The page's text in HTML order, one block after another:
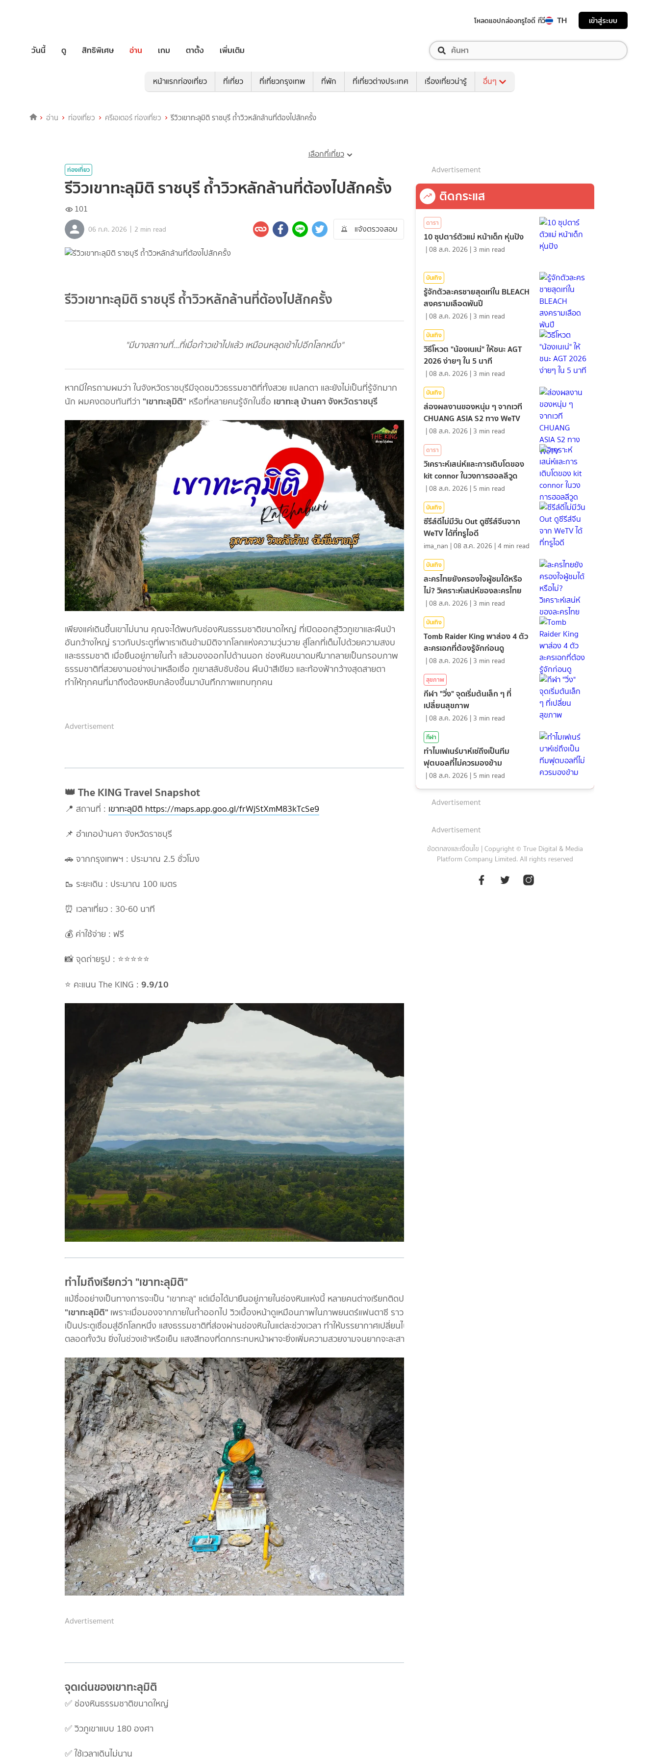
โหลดแอปกล่องทรูไอดี ทีวี TH เข้าสู่ระบบ
วันนี้ ดู สิทธิพิเศษ อ่าน เกม ตาตั้ง เพิ่มเติม
หน้าแรกท่องเที่ยว ที่เที่ยว ที่เที่ยวกรุงเทพ ที่พัก ที่เที่ยวต่างประเทศ เรื่องเที่ยวน่ารู้ อื่นๆ
อ่าน ท่องเที่ยว ครีเอเตอร์ ท่องเที่ยว รีวิวเขาทะลุมิติ ราชบุรี ถ้ำวิวหลักล้านที่ต้องไปสักครั้ง
เลือกที่เที่ยว
ท่องเที่ยว
รีวิวเขาทะลุมิติ ราชบุรี ถ้ำวิวหลักล้านที่ต้องไปสักครั้ง
101
06 ก.ค. 2026 | 2 min read แจ้งตรวจสอบ
รีวิวเขาทะลุมิติ ราชบุรี ถ้ำวิวหลักล้านที่ต้องไปสักครั้ง
"มีบางสถานที่...ที่เมื่อก้าวเข้าไปแล้ว เหมือนหลุดเข้าไปอีกโลกหนึ่ง"
หากมีใครถามผมว่า ในจังหวัดราชบุรีมีจุดชมวิวธรรมชาติที่ทั้งสวย แปลกตา และยังไม่เป็นที่รู้จักมาก
นัก ผมคงตอบทันทีว่า "เขาทะลุมิติ" หรือที่หลายคนรู้จักในชื่อ เขาทะลุ บ้านคา จังหวัดราชบุรี
เพียงแค่เดินขึ้นเขาไม่นาน คุณจะได้พบกับช่องหินธรรมชาติขนาดใหญ่ ที่เปิดออกสู่วิวภูเขาและผืนป่า
อันกว้างใหญ่ ราวกับประตูที่พาเราเดินข้ามมิติจากโลกแห่งความวุ่นวาย สู่โลกที่เต็มไปด้วยความสงบ
และธรรมชาติ เมื่อยืนอยู่ภายในถ้ำ แล้วมองออกไปด้านนอก ช่องหินขนาดมหึมากลายเป็นกรอบภาพ
ธรรมชาติที่สวยงามอย่างน่าเหลือเชื่อ ภูเขาสลับซับซ้อน ผืนป่าสีเขียว และท้องฟ้ากว้างสุดสายตา
ทำให้ทุกคนที่มาถึงต้องหยิบกล้องขึ้นมาบันทึกภาพแทบทุกคน
Advertisement
👑 The KING Travel Snapshot
📍 สถานที่ : เขาทะลุมิติ https://maps.app.goo.gl/frWjStXmM83kTcSe9
📌 อำเภอบ้านคา จังหวัดราชบุรี
🚗 จากกรุงเทพฯ : ประมาณ 2.5 ชั่วโมง
🥾 ระยะเดิน : ประมาณ 100 เมตร
⏰ เวลาเที่ยว : 30-60 นาที
💰 ค่าใช้จ่าย : ฟรี
📸 จุดถ่ายรูป : ⭐⭐⭐⭐⭐
⭐ คะแนน The KING : 9.9/10
ทำไมถึงเรียกว่า "เขาทะลุมิติ"
แม้ชื่ออย่างเป็นทางการจะเป็น "เขาทะลุ" แต่เมื่อได้มายืนอยู่ภายในช่องหินแห่งนี้ หลายคนต่างเรียกติดปากว่า
"เขาทะลุมิติ" เพราะเมื่อมองจากภายในถ้ำออกไป วิวเบื้องหน้าดูเหมือนภาพในภาพยนตร์แฟนตาซี ราวกับ
เป็นประตูเชื่อมสู่อีกโลกหนึ่ง แสงธรรมชาติที่ส่องผ่านช่องหินในแต่ละช่วงเวลา ทำให้บรรยากาศเปลี่ยนไป
ตลอดทั้งวัน ยิ่งในช่วงเช้าหรือเย็น แสงสีทองที่ตกกระทบหน้าผาจะยิ่งเพิ่มความสวยงามจนยากจะละสายตา
Advertisement
จุดเด่นของเขาทะลุมิติ
✅ ช่องหินธรรมชาติขนาดใหญ่
✅ วิวภูเขาแบบ 180 องศา
✅ ใช้เวลาเดินไม่นาน
Advertisement
ติดกระแส
ดารา
10 ซุปตาร์ตัวแม่ หน้าเด็ก หุ่นปัง
|08 ส.ค. 2026 | 3 min read
บันเทิง
รู้จักตัวละครชายสุดเท่ใน BLEACH
สงครามเลือดพันปี
|08 ส.ค. 2026 | 3 min read
บันเทิง
วิธีโหวต "น้องเนเน่" ให้ชนะ AGT
2026 ง่ายๆ ใน 5 นาที
|08 ส.ค. 2026 | 3 min read
บันเทิง
ส่องผลงานของหนุ่ม ๆ จากเวที
CHUANG ASIA S2 ทาง WeTV
|08 ส.ค. 2026 | 3 min read
ดารา
วิเคราะห์เสน่ห์และการเติบโตของ
kit connor ในวงการฮอลลีวูด
|08 ส.ค. 2026 | 5 min read
บันเทิง
ซีรีส์ดีไม่มีวัน Out ดูซีรีส์จีนจาก
WeTV ได้ที่ทรูไอดี
ima_nan |08 ส.ค. 2026 |4 min read
บันเทิง
ละครไทยยังครองใจผู้ชมได้หรือ
ไม่? วิเคราะห์เสน่ห์ของละครไทย
|08 ส.ค. 2026 | 3 min read
บันเทิง
Tomb Raider King พาส่อง 4 ตัว
ละครเอกที่ต้องรู้จักก่อนดู
|08 ส.ค. 2026 | 3 min read
สุขภาพ
กีฬา "วิ่ง" จุดเริ่มต้นเล็ก ๆ ที่
เปลี่ยนสุขภาพ
|08 ส.ค. 2026 | 3 min read
กีฬา
ทำไมเฟเนร์บาห์เช่ถึงเป็นทีม
ฟุตบอลที่ไม่ควรมองข้าม
|08 ส.ค. 2026 | 5 min read
Advertisement
Advertisement
ข้อตกลงและเงื่อนไข | Copyright © True Digital & Media
Platform Company Limited. All rights reserved